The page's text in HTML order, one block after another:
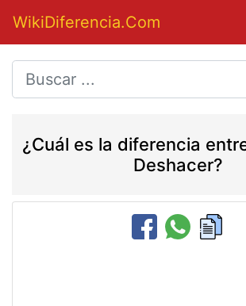
WikiDiferencia.Com
¿Cuál es la diferencia
Deshacer?